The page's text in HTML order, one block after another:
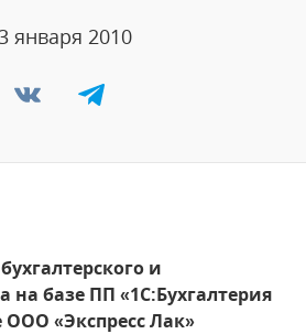
января 2010
и
на базе ПП «1С:Бухгалтерия
ООО «Экспресс Лак»